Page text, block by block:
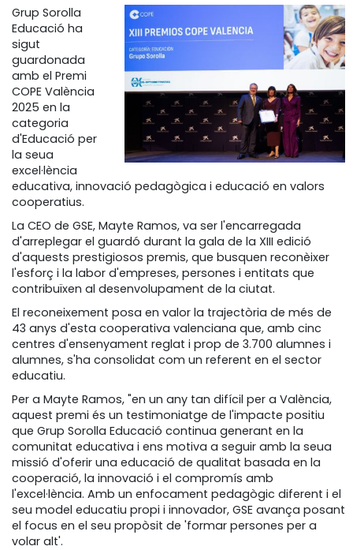
Grup Sorolla
Educació ha
sigut
guardonada
amb el Premi
COPE València
2025 en la
categoria
d'Educació per
la seua
excel·lència
educativa, innovació pedagògica i educació en valors
cooperatius.
La CEO de GSE, Mayte Ramos, va ser l'encarregada
d'arreplegar el guardó durant la gala de la XIII edició
d'aquests prestigiosos premis, que busquen reconèixer
l'esforç i la labor d'empreses, persones i entitats que
contribuïxen al desenvolupament de la ciutat.
El reconeixement posa en valor la trajectòria de més de
43 anys d'esta cooperativa valenciana que, amb cinc
centres d'ensenyament reglat i prop de 3.700 alumnes i
alumnes, s'ha consolidat com un referent en el sector
educatiu.
Per a Mayte Ramos, "en un any tan difícil per a València,
aquest premi és un testimoniatge de l'impacte positiu
que Grup Sorolla Educació continua generant en la
comunitat educativa i ens motiva a seguir amb la seua
missió d'oferir una educació de qualitat basada en la
cooperació, la innovació i el compromís amb
l'excel·lència. Amb un enfocament pedagògic diferent i el
seu model educatiu propi i innovador, GSE avança posant
el focus en el seu propòsit de 'formar persones per a
volar alt'.